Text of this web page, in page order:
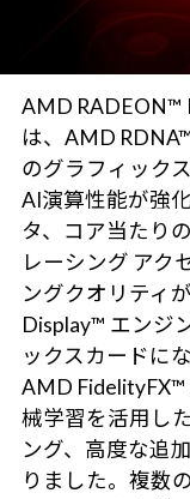
AMD RADEON™
は、AMD
のグラフィック
AI演算性能が強
タ、コア当たり
レーシング アク
ングクオリティ
Display™ エンジ
ックスカードに
AMD FidelityFX™
械学習を活用し
ング、高度な追
りました。複数